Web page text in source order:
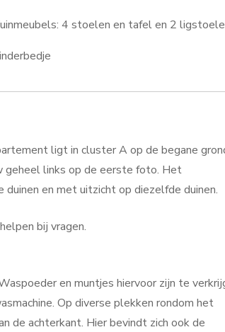
4 stoelen en tafel en 2
ligt in cluster A op de begane
geheel links op de eerste foto. Het
en met uitzicht op diezelfde duinen.
bij vragen.
en muntjes hiervoor zijn te
Op diverse plekken rondom het
de achterkant. Hier bevindt zich ook de